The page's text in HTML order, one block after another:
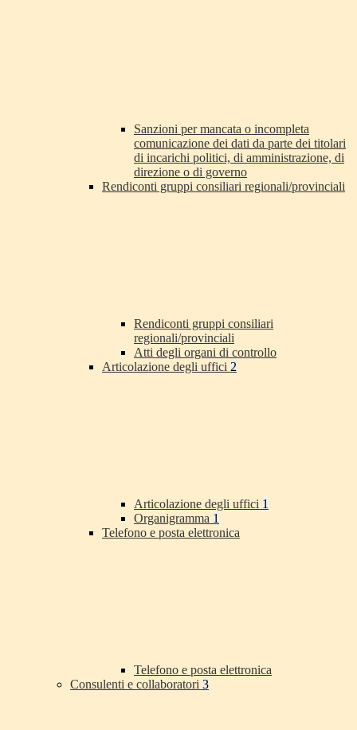
Sanzioni per mancata o incompleta
comunicazione dei dati da parte dei titolari
di incarichi politici, di amministrazione, di
direzione o di governo
Rendiconti gruppi consiliari regionali/provinciali
Rendiconti gruppi consiliari
regionali/provinciali
Atti degli organi di controllo
Articolazione degli uffici 2
Articolazione degli uffici 1
Organigramma 1
Telefono e posta elettronica
Telefono e posta elettronica
Consulenti e collaboratori 3